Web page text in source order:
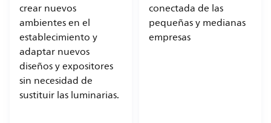
crear nuevos
ambientes en el
establecimiento y
adaptar nuevos
diseños y expositores
sin necesidad de
sustituir las luminarias.
conectada de las
pequeñas y medianas
empresas